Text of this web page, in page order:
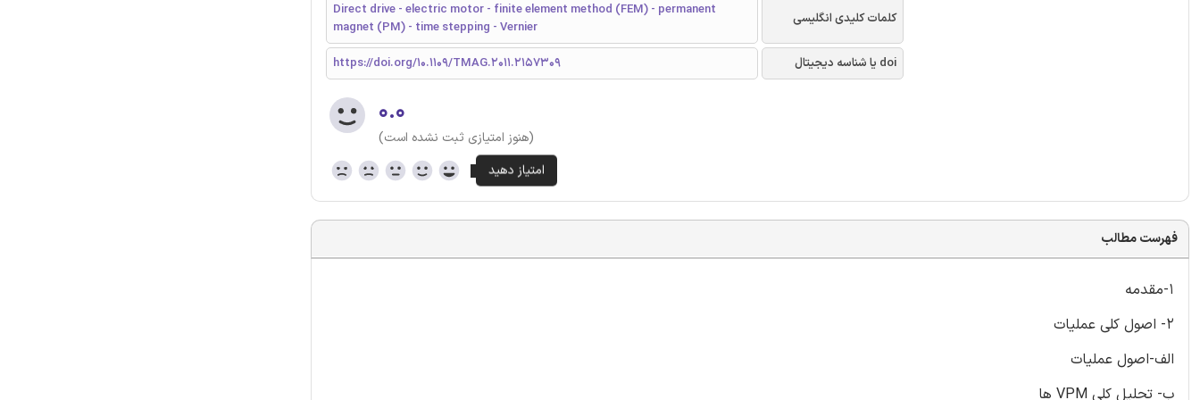
کلمات کلیدی انگلیسی
Direct drive - electric motor - finite element method (FEM) - permanent
magnet (PM) - time stepping - Vernier
doi یا شناسه دیجیتال
https://doi.org/10.1109/TMAG.2011.2157309
۰.۰
(هنوز امتیازی ثبت نشده است)
فهرست مطالب
1-مقدمه
2- اصول کلی عملیات
الف-اصول عملیات
ب- تحلیل کلی VPM ها